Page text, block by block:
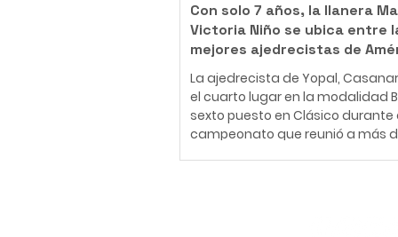
Con solo 7 años, la llanera
Victoria Niño se ubica entre
mejores ajedrecistas de
La ajedrecista de Yopal,
el cuarto lugar en la modalidad
sexto puesto en Clásico durante
campeonato que reunió a más